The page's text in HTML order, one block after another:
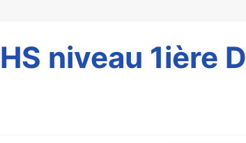
niveau 1ière D